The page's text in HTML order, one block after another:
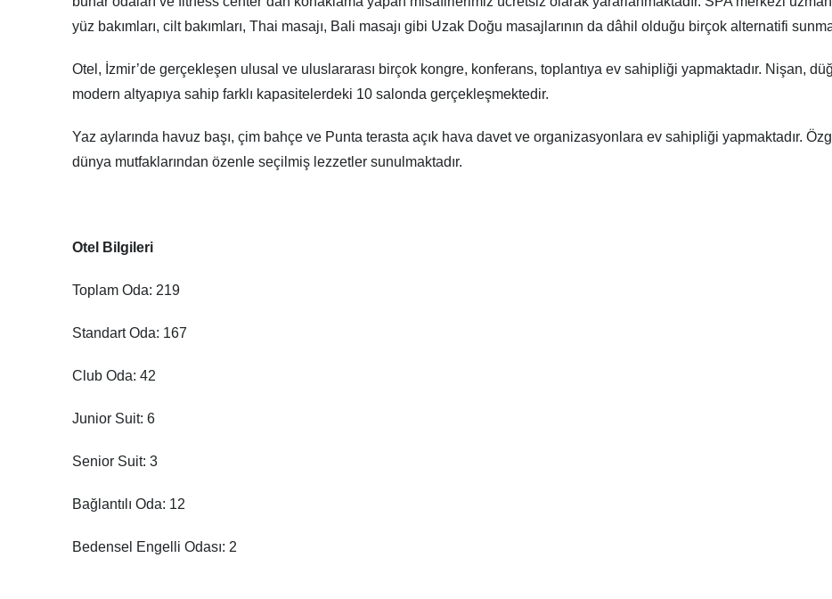
yüz bakımları, cilt bakımları, Thai masajı, Bali masajı gibi Uzak Doğu masajlarının da dâhil olduğu birçok alternatifi
Otel, İzmir’de gerçekleşen ulusal ve uluslararası birçok kongre, konferans, toplantıya ev sahipliği yapmaktadır. Nişan,
modern altyapıya sahip farklı kapasitelerdeki 10 salonda gerçekleşmektedir.
Yaz aylarında havuz başı, çim bahçe ve Punta terasta açık hava davet ve organizasyonlara ev sahipliği yapmaktadır.
dünya mutfaklarından özenle seçilmiş lezzetler sunulmaktadır.
Otel Bilgileri
Toplam Oda: 219
Standart Oda: 167
Club Oda: 42
Junior Suit: 6
Senior Suit: 3
Bağlantılı Oda: 12
Bedensel Engelli Odası: 2